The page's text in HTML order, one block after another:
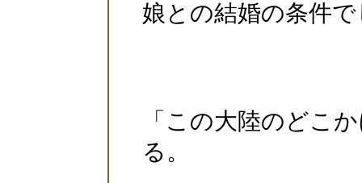
娘との結婚の条件
「この大陸のどこ
る。